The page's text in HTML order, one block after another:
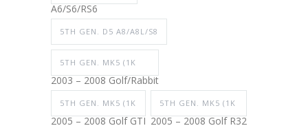
A6/S6/RS6
5TH GEN. D5 A8/A8L/S8
5TH GEN. MK5 (1K
2003 – 2008 Golf/Rabbit
5TH GEN. MK5 (1K
2005 – 2008 Golf GTI
5TH GEN. MK5 (1K
2005 – 2008 Golf R32